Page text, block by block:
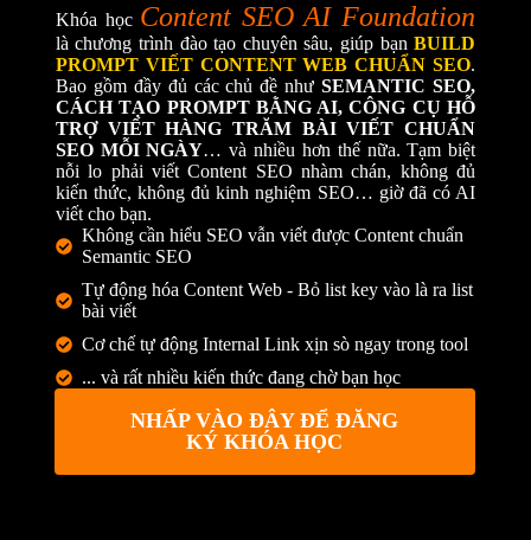
Khóa học Content SEO AI Foundation
là chương trình đào tạo chuyên sâu, giúp bạnBUILD
PROMPT VIẾT CONTENT WEB CHUẨN SEO.
Bao gồm đầy đủ các chủ đề nhưSEMANTIC SEO,
CÁCH TẠO PROMPT BẰNG AI, CÔNG CỤ HỖ
TRỢ VIẾT HÀNG TRĂM BÀI VIẾT CHUẨN
SEO MỖI NGÀY… và nhiều hơn thế nữa. Tạm biệt
nỗi lo phải viết Content SEO nhàm chán, không đủ
kiến thức, không đủ kinh nghiệm SEO… giờ đã có AI
viết cho bạn.
Không cần hiểu SEO vẫn viết được Content chuẩn
Semantic SEO
Tự động hóa Content Web - Bỏ list key vào là ra list
bài viết
Cơ chế tự động Internal Link xịn sò ngay trong tool
... và rất nhiều kiến thức đang chờ bạn học
NHẤP VÀO ĐÂY ĐỂ ĐĂNG
KÝ KHÓA HỌC